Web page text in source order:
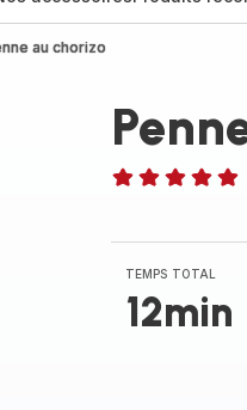
au chorizo
étoiles
(moyenne)
TEMPS TOTAL
12min